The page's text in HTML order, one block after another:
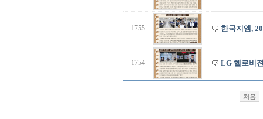
1755 한국지엠,
1754 LG 헬로비
처음